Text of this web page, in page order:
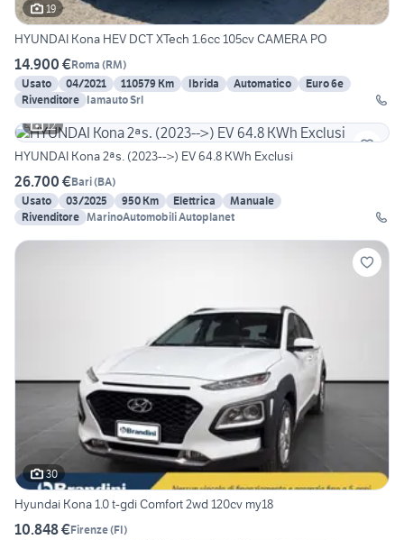
19
HYUNDAI Kona HEV DCT XTech 1.6cc 105cv CAMERA PO
14.900 €Roma (RM)
Usato
04/2021 110579 Km Ibrida Automatico
Euro 6e
Rivenditore Iamauto Srl
12
HYUNDAI Kona 2ªs. (2023-->) EV 64.8 KWh Exclusi
26.700 €Bari(BA)
Usato
03/2025 950 Km Elettrica
Manuale
Rivenditore MarinoAutomobili Autoplanet
30
Hyundai Kona 1.0 t-gdi Comfort 2wd 120cv my18
10.848 €Firenze(FI)